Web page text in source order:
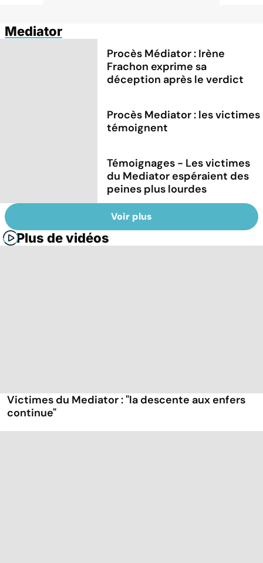
Mediator
Procès Médiator : Irène
Frachon exprime sa
déception après le verdict
Procès Mediator : les victimes
témoignent
Témoignages - Les victimes
du Mediator espéraient des
peines plus lourdes
Voir plus
Plus de vidéos
Victimes du Mediator : "la descente aux enfers
continue"